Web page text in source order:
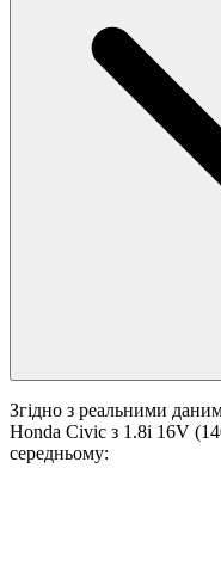
Згідно з реальними
Honda Civic з 1.8i 16V
середньому: